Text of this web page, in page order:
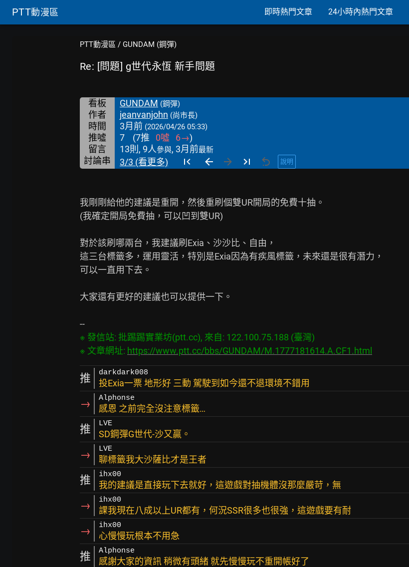
PTT動漫區 即時熱門文章 24小時內熱門文章
PTT動漫區 / GUNDAM (鋼彈)
Re: [問題] g世代永恆 新手問題
看板 GUNDAM (鋼彈)
作者 jeanvanjohn (尚市長)
時間 3月前 (2026/04/26 05:33)
推噓 7 (7推 0噓 6→)
留言
13則, 9人參與, 3月前最新
討論串 3/3 (看更多) 說明
我剛剛給他的建議是重開，然後重刷個雙UR開局的免費十抽。
(我確定開局免費抽，可以凹到雙UR)
對於該刷哪兩台，我建議刷Exia、沙沙比、自由，
這三台標籤多，運用靈活，特別是Exia因為有疾風標籤，未來還是很有潛力，
可以一直用下去。
大家還有更好的建議也可以提供一下。
※ 發信站: 批踢踢實業坊(ptt.cc), 來自: 122.100.75.188 (臺灣)
※ 文章網址: https://www.ptt.cc/bbs/GUNDAM/M.1777181614.A.CF1.html
推 darkdark008
投Exia一票 地形好 三動 駕駛到如今還不退環境不錯用
→ Alphonse
感恩 之前完全沒注意標籤…
推 LVE
SD鋼彈G世代-沙又贏。
→ LVE
聊標籤我大沙薩比才是王者
推 ihx00
我的建議是直接玩下去就好，這遊戲對抽機體沒那麼嚴苛，無
→ ihx00
課我現在八成以上UR都有，何況SSR很多也很強，這遊戲要有耐
→ ihx00
心慢慢玩根本不用急
推 Alphonse
感謝大家的資訊 稍微有頭緒 就先慢慢玩不重開帳好了